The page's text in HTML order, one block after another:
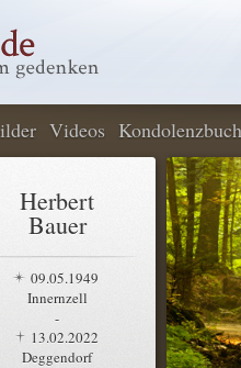
Videos Kondolenzbuch
Herbert
Bauer
09.05.1949
Innernzell
-
13.02.2022
Deggendorf